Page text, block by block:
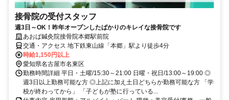
接骨院の受付スタッフ
週3日～OK！昨年オープンしたばかりのキレイな接骨院です
あおば鍼灸院接骨院本郷駅前院
交通・アクセス 地下鉄東山線「本郷」駅より徒歩4分
時給1,150円以上
愛知県名古屋市名東区
勤務時間詳細 平日・土曜/15:30～21:00 日曜・祝日/13:00～19:00 ◎
週3日以上勤務可能な方 ◎上記に加え土日どちらか勤務可能な方 「学
校が終わってから」 「子どもが塾に行っている...